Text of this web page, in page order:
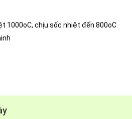
1000oC, chịu sốc nhiệt đến 800oC